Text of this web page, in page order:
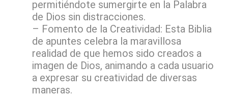
permitiéndote sumergirte en la Palabra
de Dios sin distracciones.
– Fomento de la Creatividad: Esta Biblia
de apuntes celebra la maravillosa
realidad de que hemos sido creados a
imagen de Dios, animando a cada usuario
a expresar su creatividad de diversas
maneras.